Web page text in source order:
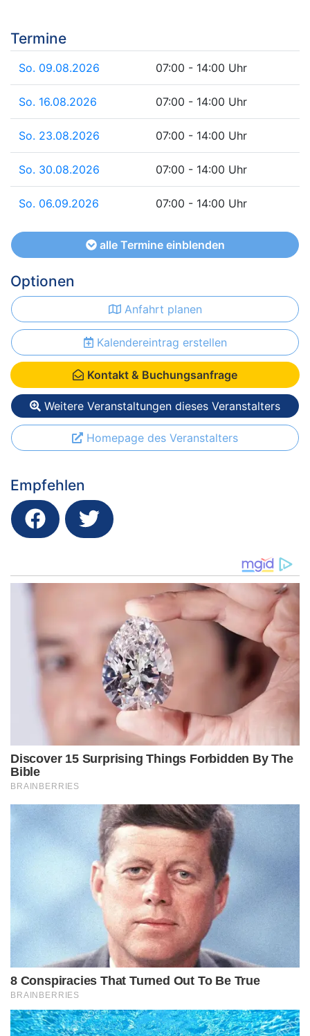
Termine
So. 09.08.2026 07:00 - 14:00 Uhr
So. 16.08.2026 07:00 - 14:00 Uhr
So. 23.08.2026 07:00 - 14:00 Uhr
So. 30.08.2026 07:00 - 14:00 Uhr
So. 06.09.2026 07:00 - 14:00 Uhr
alle Termine einblenden
Optionen
Anfahrt planen
Kalendereintrag erstellen
Kontakt & Buchungsanfrage
Weitere Veranstaltungen dieses Veranstalters
Homepage des Veranstalters
Empfehlen